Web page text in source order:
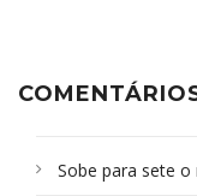
Sobe para sete